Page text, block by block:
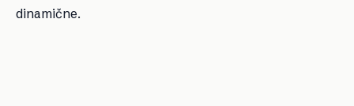
dinamične.